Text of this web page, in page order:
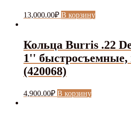
13,000.00₽ В корзину
Кольца Burris .22
1''
(420068)
4,900.00₽ В корзину